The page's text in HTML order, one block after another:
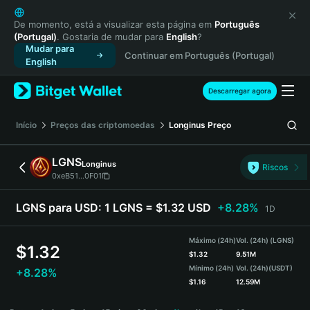
English
日本語
Tiếng Việt
Русский
Español (Latinoamérica)
Türkçe
Français
Deutsch
简体中文
繁體中文
Português (Portugal)
Bahasa Indonesia
ภาษาไทย
Español
Español (Argentina)
De momento, está a visualizar esta página em Português
(Portugal). Gostaria de mudar para English?
Mudar para
English
Continuar em Português (Portugal)
Descarregar agora
Início Preços das criptomoedas Longinus Preço
LGNSLonginus
0xeB51...0F01
Riscos
LGNS para USD: 1 LGNS = $1.32 USD +8.28% 1D
$1.32
+8.28%
Máximo (24h)
$1.32
Mínimo (24h)
$1.16
Vol. (24h) (LGNS)
9.51M
Vol. (24h)(USDT)
12.59M